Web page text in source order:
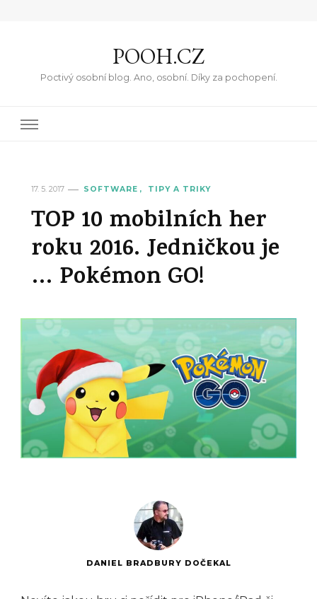
POOH.CZ
Poctivý osobní blog. Ano, osobní. Díky za pochopení.
17. 5. 2017 SOFTWARE TIPY A TRIKY
TOP 10 mobilních her
roku 2016. Jedničkou je
… Pokémon GO!
DANIEL BRADBURY DOČEKAL